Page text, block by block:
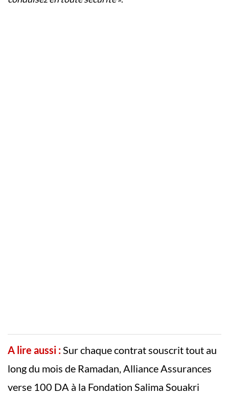
A lire aussi :Sur chaque contrat souscrit tout au
long du mois de Ramadan, Alliance Assurances
verse 100 DA à la Fondation Salima Souakri